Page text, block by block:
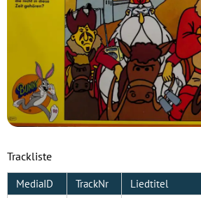
Trackliste
MediaID TrackNr Liedtitel